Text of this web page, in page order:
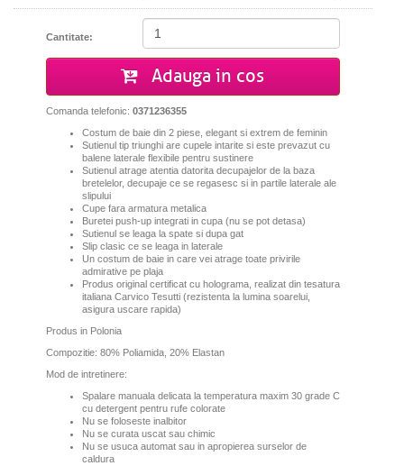
Cantitate:
Adauga in cos
Comanda telefonic: 0371236355
Costum de baie din 2 piese, elegant si extrem de feminin
Sutienul tip triunghi are cupele intarite si este prevazut cu
balene laterale flexibile pentru sustinere
Sutienul atrage atentia datorita decupajelor de la baza
bretelelor, decupaje ce se regasesc si in partile laterale ale
slipului
Cupe fara armatura metalica
Buretei push-up integrati in cupa (nu se pot detasa)
Sutienul se leaga la spate si dupa gat
Slip clasic ce se leaga in laterale
Un costum de baie in care vei atrage toate privirile
admirative pe plaja
Produs original certificat cu holograma, realizat din tesatura
italiana Carvico Tesutti (rezistenta la lumina soarelui,
asigura uscare rapida)
Produs in Polonia
Compozitie: 80% Poliamida, 20% Elastan
Mod de intretinere:
Spalare manuala delicata la temperatura maxim 30 grade C
cu detergent pentru rufe colorate
Nu se foloseste inalbitor
Nu se curata uscat sau chimic
Nu se usuca automat sau in apropierea surselor de
caldura